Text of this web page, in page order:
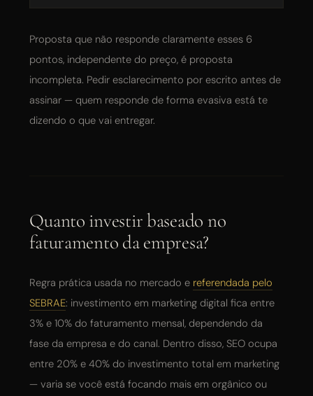
Proposta que não responde claramente esses 6
pontos, independente do preço, é proposta
incompleta. Pedir esclarecimento por escrito antes de
assinar — quem responde de forma evasiva está te
dizendo o que vai entregar.
Quanto investir baseado no
faturamento da empresa?
Regra prática usada no mercado e referendada pelo
SEBRAE: investimento em marketing digital fica entre
3% e 10% do faturamento mensal, dependendo da
fase da empresa e do canal. Dentro disso, SEO ocupa
entre 20% e 40% do investimento total em marketing
— varia se você está focando mais em orgânico ou